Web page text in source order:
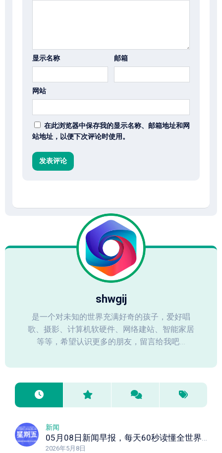
显示名称 邮箱
网站
在此浏览器中保存我的显示名称、邮箱地址和网
站地址，以便下次评论时使用。
shwgij
是一个对未知的世界充满好奇的孩子，爱好唱
歌、摄影、计算机软硬件、网络建站、智能家居
等等，希望认识更多的朋友，留言给我吧...
新闻
05月08日新闻早报，每天60秒读懂全世界！
2026年5月8日